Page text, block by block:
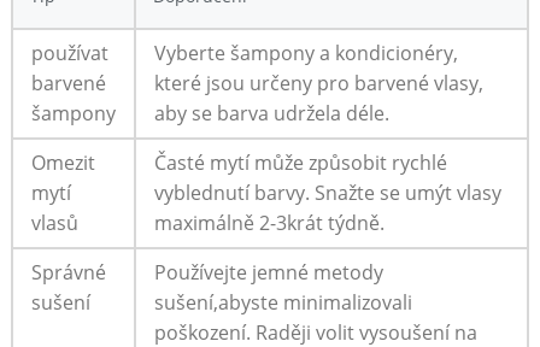
používat
barvené
šampony
Vyberte šampony a kondicionéry,
které jsou určeny pro barvené vlasy,
aby se barva udržela déle.
Omezit
mytí
vlasů
Časté mytí může způsobit rychlé
vyblednutí barvy. Snažte se umýt vlasy
maximálně 2-3krát týdně.
Správné
sušení
Používejte jemné metody
sušení,abyste minimalizovali
poškození. Raději volit vysoušení na